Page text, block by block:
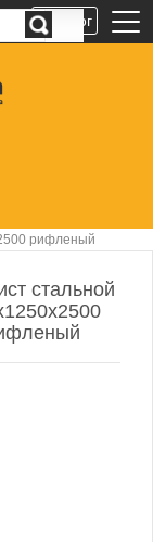
рифленый
стальной
Каталог